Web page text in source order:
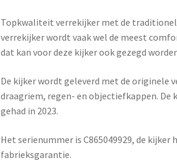
Topkwaliteit verrekijker met de
verrekijker wordt vaak wel de meest
dat kan voor deze kijker ook gezegd
De kijker wordt geleverd met de originele
draagriem, regen- en objectiefkappen. De
gehad in 2023.
Het serienummer is C865049929, de kijker
fabrieksgarantie.